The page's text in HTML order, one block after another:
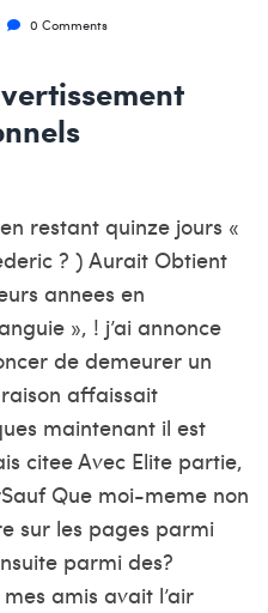
0 Comments
restant quinze jours «
? ) Aurait Obtient
annees en
», ! j’ai annonce
de demeurer un
affaissait
maintenant il est
citee Avec Elite partie,
Que moi-meme non
sur les pages parmi
parmi des?
amis avait l’air